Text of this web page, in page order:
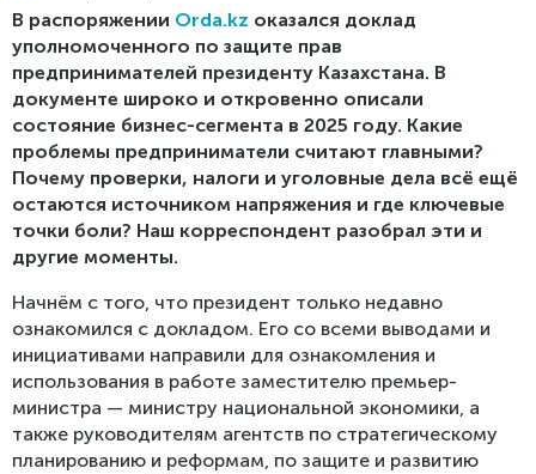
В распоряжении Orda.kz оказался доклад
уполномоченного по защите прав
предпринимателей президенту Казахстана. В
документе широко и откровенно описали
состояние бизнес-сегмента в 2025 году. Какие
проблемы предприниматели считают главными?
Почему проверки, налоги и уголовные дела всё ещё
остаются источником напряжения и где ключевые
точки боли? Наш корреспондент разобрал эти и
другие моменты.
Начнём с того, что президент только недавно
ознакомился с докладом. Его со всеми выводами и
инициативами направили для ознакомления и
использования в работе заместителю премьер-
министра — министру национальной экономики, а
также руководителям агентств по стратегическому
планированию и реформам, по защите и развитию